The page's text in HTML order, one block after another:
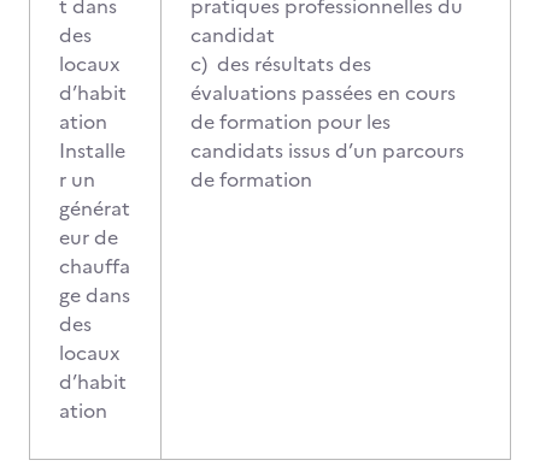
t dans
des
locaux
d’habit
ation
Installe
r un
générat
eur de
chauffa
ge dans
des
locaux
d’habit
ation
pratiques professionnelles du
candidat
c) des résultats des
évaluations passées en cours
de formation pour les
candidats issus d’un parcours
de formation